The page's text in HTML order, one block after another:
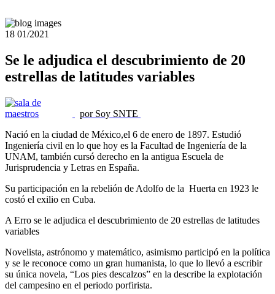
18 01/2021
Se le adjudica el descubrimiento de 20
estrellas de latitudes variables
por Soy SNTE
Nació en la ciudad de México,el 6 de enero de 1897. Estudió
Ingeniería civil en lo que hoy es la Facultad de Ingeniería de la
UNAM, también cursó derecho en la antigua Escuela de
Jurisprudencia y Letras en España.
Su participación en la rebelión de Adolfo de la Huerta en 1923 le
costó el exilio en Cuba.
A Erro se le adjudica el descubrimiento de 20 estrellas de latitudes
variables
Novelista, astrónomo y matemático, asimismo participó en la política
y se le reconoce como un gran humanista, lo que lo llevó a escribir
su única novela, “Los pies descalzos” en la describe la explotación
del campesino en el periodo porfirista.